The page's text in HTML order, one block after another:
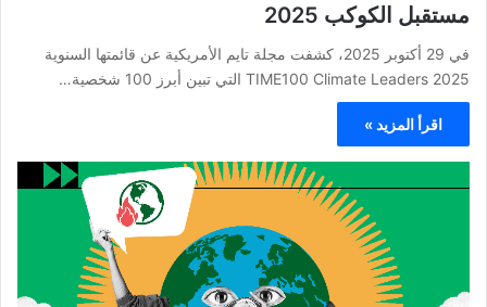
مستقبل الكوكب 2025
في 29 أكتوبر 2025، كشفت مجلة تايم الأمريكية عن قائمتها السنوية
TIME100 Climate Leaders 2025 التي تبين أبرز 100 شخصية…
اقرأ المزيد »